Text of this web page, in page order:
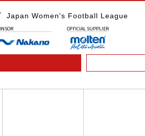
Japan Women's Football League
OFFICIAL SUPPLIER